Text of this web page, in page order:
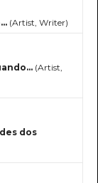
(Artist, Writer)
(Artist,
dos